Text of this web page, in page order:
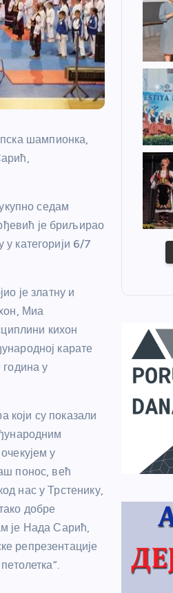
шампионка,
седам
је бриљирао
категорији 6/7
је златну и
Миа
кихон
карате
у
који су показали
у
понос, већ
нас у Трстенику,
добре
је Нада Сарић,
репрезентације